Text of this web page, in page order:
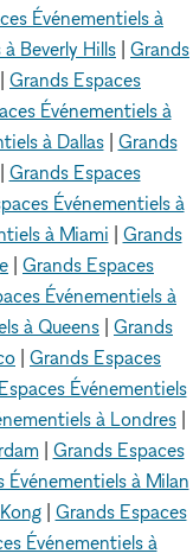
Événementiels à
Beverly Hills
Grands
Grands Espaces
Événementiels à
à Dallas| Grands
Grands Espaces
Événementiels à
à Miami
Grands
Grands Espaces
Événementiels à
à Queens Grands
Grands Espaces
Événementiels
à Londres
| Grands Espaces
Événementiels à Milan
| Grands Espaces
Événementiels à